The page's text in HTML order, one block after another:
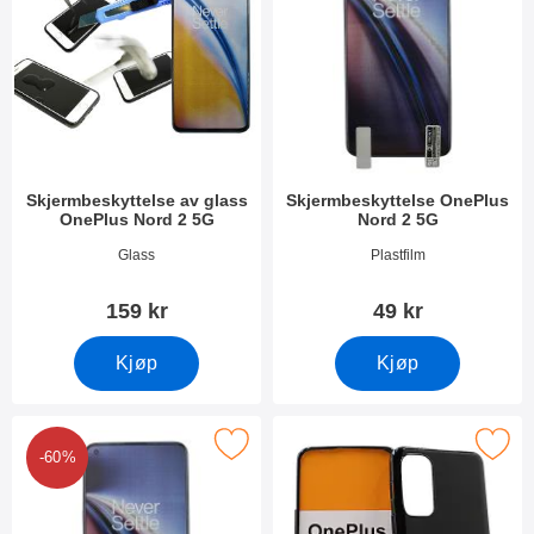
Skjermbeskyttelse av glass
OnePlus Nord 2 5G
Varenummer 41443
Glass
159 kr
Kjøp
Skjermbeskyttelse OnePlus
Nord 2 5G
Varenummer 41564
Plastfilm
49 kr
Kjøp
-60%
pakning Skjermbeskyttelse OnePlus Nord 2 5G som favoritt
Merk tPU Deksel OnePlus